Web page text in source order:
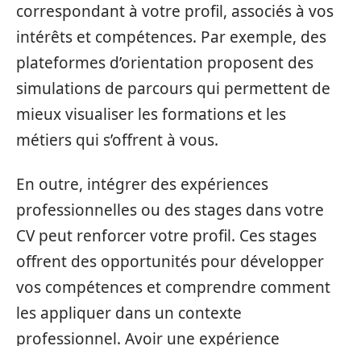
correspondant à votre profil, associés à vos
intérêts et compétences. Par exemple, des
plateformes d’orientation proposent des
simulations de parcours qui permettent de
mieux visualiser les formations et les
métiers qui s’offrent à vous.
En outre, intégrer des expériences
professionnelles ou des stages dans votre
CV peut renforcer votre profil. Ces stages
offrent des opportunités pour développer
vos compétences et comprendre comment
les appliquer dans un contexte
professionnel. Avoir une expérience